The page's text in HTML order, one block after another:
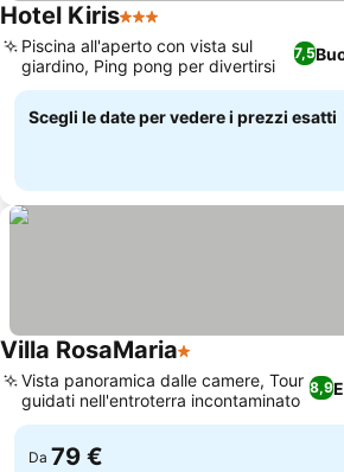
Hotel Kiris3 Stelle
7,5
Piscina all'aperto con vista sul
giardino, Ping pong per divertirsi
Scegli le date per vedere i prezzi esatti
Villa RosaMaria1 Stelle
8,9
Vista panoramica dalle camere, Tour
guidati nell'entroterra incontaminato
Da 79 €